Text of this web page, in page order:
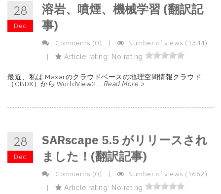
28
Dec
溶岩、噴煙、機械学習 (翻訳記
事)
Comments (0) |
Number of views (1344)
|
Article rating: No rating
最近、私は Maxarのクラウドベースの地理空間情報クラウド
（GBDX）から WorldView2... Read More >
28
Dec
SARscape 5.5 がリリースされ
ました！(翻訳記事)
Comments (0) |
Number of views (1662)
|
Article rating: No rating